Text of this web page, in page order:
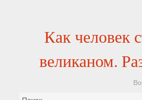
Как человек
великаном.